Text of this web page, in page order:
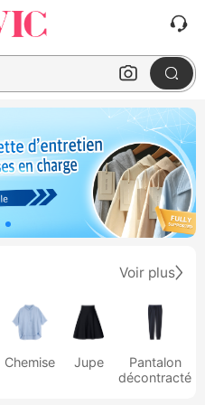
Voir plus
Chemise Jupe
Pantalon
décontracté